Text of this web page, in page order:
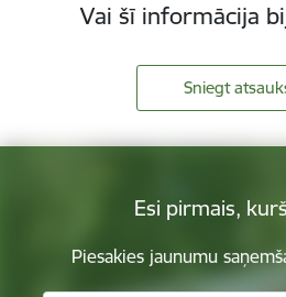
Vai šī informācija
Sniegt
Esi pirmais,
Piesakies jaunumu